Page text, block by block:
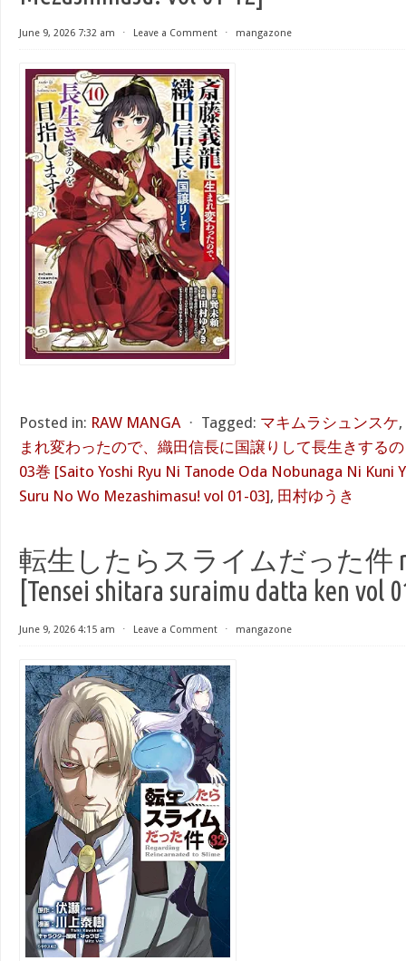
June 9, 2026 7:32 am ⋅ Leave a Comment ⋅ mangazone
Posted in: RAW MANGA ⋅ Tagged: マキムラシュンスケ,
まれ変わったので、織田信長に国譲りして長生きする
03巻 [Saito Yoshi Ryu Ni Tanode Oda Nobunaga Ni Kuni
Suru No Wo Mezashimasu! vol 01-03], 田村ゆうき
転生したらスライムだった件
[Tensei shitara suraimu datta ken vol
June 9, 2026 4:15 am ⋅ Leave a Comment ⋅ mangazone